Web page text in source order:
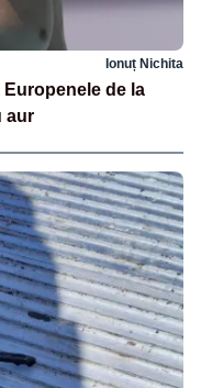
Ionuț Nichita
de la
aur